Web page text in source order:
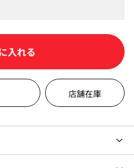
入れる
店舗在庫